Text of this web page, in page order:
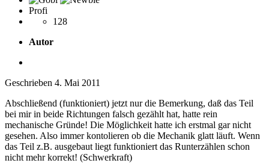
Profi
128
Autor
Geschrieben 4. Mai 2011
Abschließend (funktioniert) jetzt nur die Bemerkung, daß das Teil
bei mir in beide Richtungen falsch gezählt hat, hatte rein
mechanische Gründe! Die Möglichkeit hatte ich erstmal gar nicht
gesehen. Also immer kontolieren ob die Mechanik glatt läuft. Wenn
das Teil z.B. ausgebaut liegt funktioniert das Runterzählen schon
nicht mehr korrekt! (Schwerkraft)